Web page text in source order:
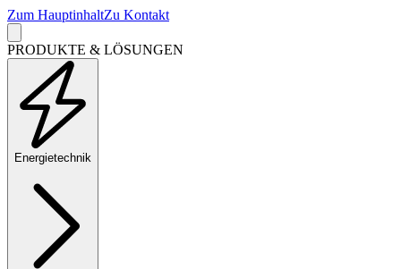
Zum HauptinhaltZu Kontakt
PRODUKTE & LÖSUNGEN
Energietechnik